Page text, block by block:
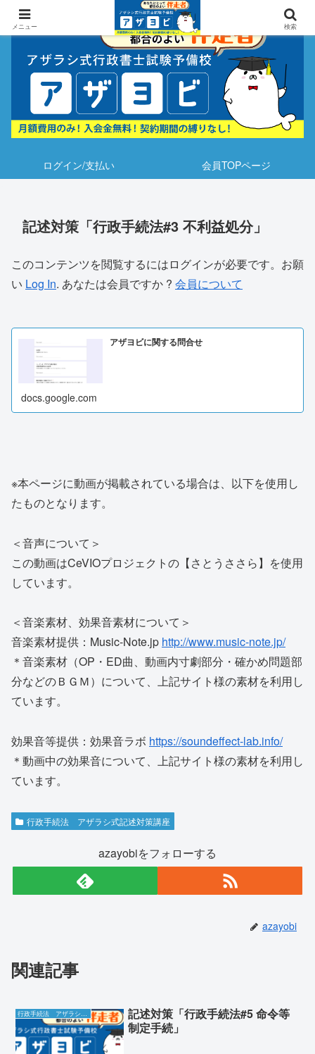
ログイン/支払い 会員TOPページ
記述対策「行政手続法#3 不利益処分」
このコンテンツを閲覧するにはログインが必要です。お願
い Log In. あなたは会員ですか ? 会員について
アザヨビに関する問合せ
docs.google.com
※本ページに動画が掲載されている場合は、以下を使用し
たものとなります。
＜音声について＞
この動画はCeVIOプロジェクトの【さとうささら】を使用
しています。
＜音楽素材、効果音素材について＞
音楽素材提供：Music-Note.jp http://www.music-note.jp/
＊音楽素材（OP・ED曲、動画内寸劇部分・確かめ問題部
分などのＢＧＭ）について、上記サイト様の素材を利用し
ています。
効果音等提供：効果音ラボ https://soundeffect-lab.info/
＊動画中の効果音について、上記サイト様の素材を利用し
ています。
行政手続法 アザラシ式記述対策講座
azayobiをフォローする
azayobi
関連記事
行政手続法 アザラシ式記述対策講座
記述対策「行政手続法#5 命令等
制定手続」
メニュー 検索